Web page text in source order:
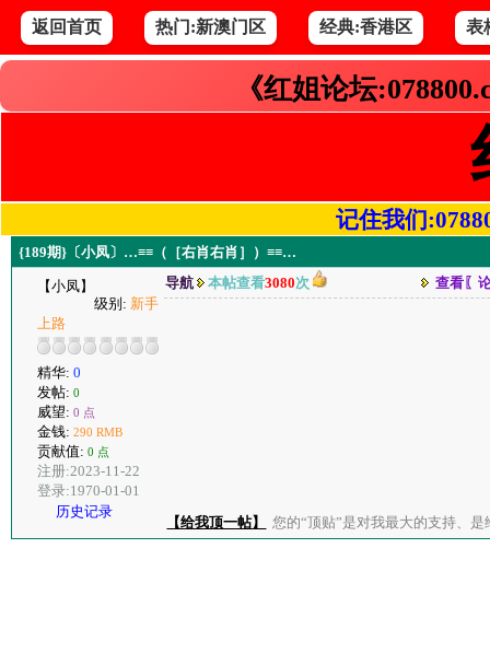
返回首页 热门:新澳门区 经典:香港区 表
《红姐论坛
记住我们
{189期}〔小凤〕…≡≡（［右肖右肖］）≡≡…
【小凤】
级别: 新手
上路
精华: 0
发帖: 0
威望: 0 点
金钱: 290 RMB
贡献值: 0 点
注册:2023-11-22
登录:1970-01-01
历史记录
导航 本帖查看3080次 查看〖
【给我顶一帖】 您的“顶贴”是对我最大的支持、